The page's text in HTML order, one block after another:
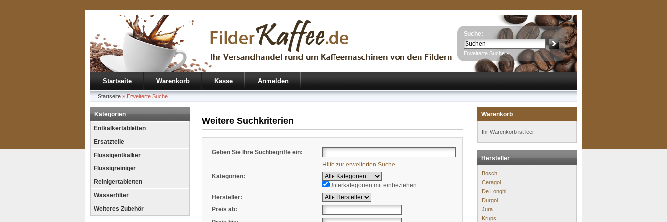
Suche:
Erweiterte Suche »
Startseite Warenkorb Kasse Anmelden
Startseite » Erweiterte Suche
Kategorien
Entkalkertabletten
Ersatzteile
Flüssigentkalker
Flüssigreiniger
Reinigertabletten
Wasserfilter
Weiteres Zubehör
Weitere Suchkriterien
Geben Sie Ihre Suchbegriffe ein:
Hilfe zur erweiterten Suche
Kategorien:
Unterkategorien mit einbeziehen
Hersteller:
Preis ab:
Warenkorb
Ihr Warenkorb ist leer.
Hersteller
Bosch
Ceragol
De Longhi
Durgol
Jura
Krups